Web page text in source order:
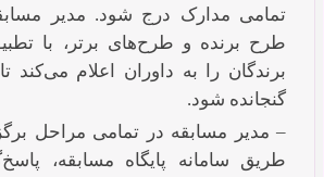
تمامی مدارک درج شود. مدیر
طرح برنده و طرح‌های برتر، با
برندگان را به داوران اعلام می‌کند
گنجانده شود.
– مدیر مسابقه در تمامی مراحل
طریق سامانه پایگاه مسابقه،